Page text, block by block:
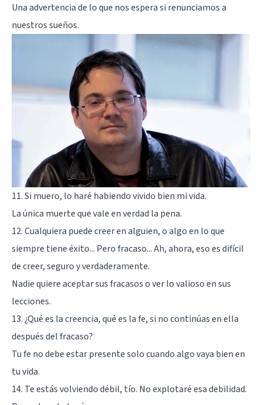
Una advertencia de lo que nos espera si renunciamos a
nuestros sueños.
11. Si muero, lo haré habiendo vivido bien mi vida.
La única muerte que vale en verdad la pena.
12. Cualquiera puede creer en alguien, o algo en lo que
siempre tiene éxito... Pero fracaso... Ah, ahora, eso es difícil
de creer, seguro y verdaderamente.
Nadie quiere aceptar sus fracasos o ver lo valioso en sus
lecciones.
13. ¿Qué es la creencia, qué es la fe, si no continúas en ella
después del fracaso?
Tu fe no debe estar presente solo cuando algo vaya bien en
tu vida.
14. Te estás volviendo débil, tío. No explotaré esa debilidad.